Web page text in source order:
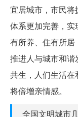
宜居城市，市民
体系更加完善，
有所养、住有所居
推进人与城市和
共生，人们生活
将倍增亲情感。
全国文明城市